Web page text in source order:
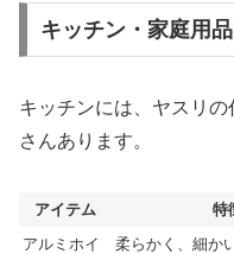
キッチン・家庭用
キッチンには、ヤスリの
さんあります。
アイテム 特
アルミホイ
柔らかく、細か